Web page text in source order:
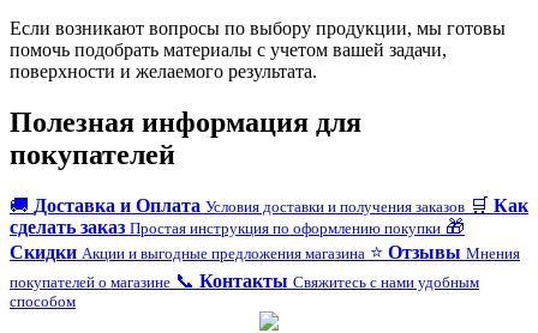
Если возникают вопросы по выбору продукции, мы готовы
помочь подобрать материалы с учетом вашей задачи,
поверхности и желаемого результата.
Полезная информация для
покупателей
🚚 Доставка и Оплата Условия доставки и получения заказов 🛒 Как
сделать заказ Простая инструкция по оформлению покупки 🎁
Скидки Акции и выгодные предложения магазина ⭐ Отзывы Мнения
покупателей о магазине 📞 Контакты Свяжитесь с нами удобным
способом